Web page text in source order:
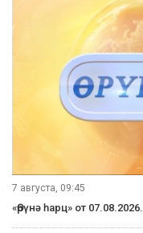
7 августа, 09:45
«Өрүнә һарц» от 07.08.2026.